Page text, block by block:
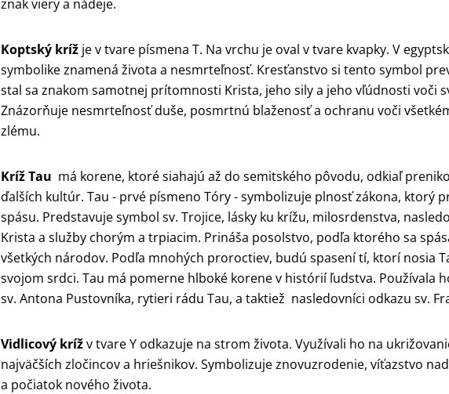
znak viery a nádeje.
Koptský kríž je v tvare písmena T. Na vrchu je oval v tvare kvapky. V
symbolike znamená života a nesmrteľnosť. Kresťanstvo si tento symbol
stal sa znakom samotnej prítomnosti Krista, jeho sily a jeho vľúdnosti voči
Znázorňuje nesmrteľnosť duše, posmrtnú blaženosť a ochranu voči
zlému.
Kríž Tau má korene, ktoré siahajú až do semitského pôvodu, odkiaľ
ďalších kultúr. Tau - prvé písmeno Tóry - symbolizuje plnosť zákona, ktorý
spásu. Predstavuje symbol sv. Trojice, lásky ku krížu, milosrdenstva,
Krista a služby chorým a trpiacim. Prináša posolstvo, podľa ktorého sa
všetkých národov. Podľa mnohých proroctiev, budú spasení tí, ktorí nosia
svojom srdci. Tau má pomerne hlboké korene v histórií ľudstva. Používala
sv. Antona Pustovníka, rytieri rádu Tau, a taktiež nasledovníci odkazu sv.
Vidlicový krížv tvare Y odkazuje na strom života. Využívali ho na
najväčších zločincov a hriešnikov. Symbolizuje znovuzrodenie, víťazstvo
a počiatok nového života.